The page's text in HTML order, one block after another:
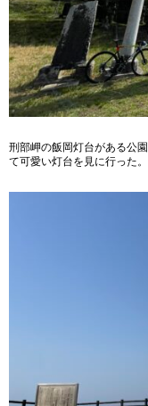
刑部岬の飯岡灯台がある公
て可愛い灯台を見に行った。